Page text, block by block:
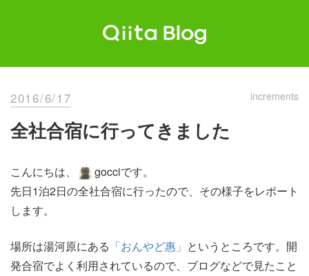
2016/6/17 increments
全社合宿に行ってきました
こんにちは、
gocciです。
先日1泊2日の全社合宿に行ったので、その様子をレポート
します。
場所は湯河原にある 「おんやど惠」 というところです。開
発合宿でよく利用されているので、ブログなどで見たこと